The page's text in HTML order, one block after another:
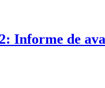
Informe de